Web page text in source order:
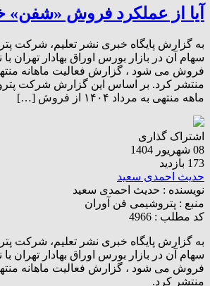
آیا از عملکرد فروش «شفن»
به گزارش پایگاه خبری نشر تعلیم، شرکت
سهام آن در بازار بورس اوراق بهادار تهران
ماهه منتهی به مرداد ۱۴۰۴ از فروش […]
اشتراک گذاری
08 شهریور 1404
173 بازدید
حدیث احمدی سعید
نویسنده : حدیث احمدی سعید
منبع : پتروشیمی فن آوران
کد مطلب : 4966
به گزارش پایگاه خبری نشر تعلیم، شرکت
سهام آن در بازار بورس اوراق بهادار تهران
منتشر کرد.